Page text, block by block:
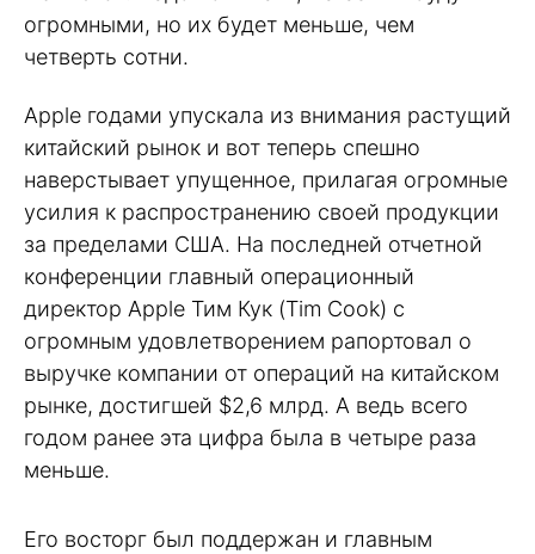
огромными, но их будет меньше, чем
четверть сотни.
Apple годами упускала из внимания растущий
китайский рынок и вот теперь спешно
наверстывает упущенное, прилагая огромные
усилия к распространению своей продукции
за пределами США. На последней отчетной
конференции главный операционный
директор Apple Тим Кук (Tim Cook) с
огромным удовлетворением рапортовал о
выручке компании от операций на китайском
рынке, достигшей $2,6 млрд. А ведь всего
годом ранее эта цифра была в четыре раза
меньше.
Его восторг был поддержан и главным